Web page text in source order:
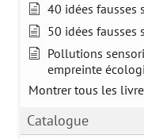
40 idées fausses
50 idées fausses
Pollutions
empreinte
Montrer tous les
Catalogue